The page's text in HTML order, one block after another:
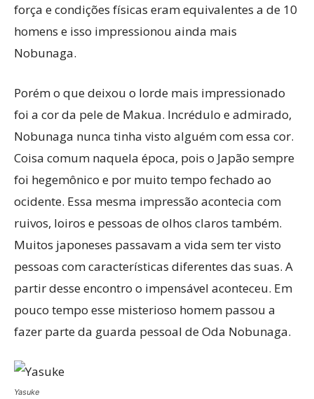
força e condições físicas eram equivalentes a de 10
homens e isso impressionou ainda mais
Nobunaga.
Porém o que deixou o lorde mais impressionado
foi a cor da pele de Makua. Incrédulo e admirado,
Nobunaga nunca tinha visto alguém com essa cor.
Coisa comum naquela época, pois o Japão sempre
foi hegemônico e por muito tempo fechado ao
ocidente. Essa mesma impressão acontecia com
ruivos, loiros e pessoas de olhos claros também.
Muitos japoneses passavam a vida sem ter visto
pessoas com características diferentes das suas. A
partir desse encontro o impensável aconteceu. Em
pouco tempo esse misterioso homem passou a
fazer parte da guarda pessoal de Oda Nobunaga.
Yasuke